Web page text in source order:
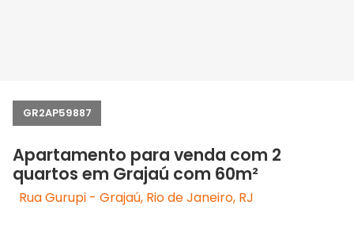
GR2AP59887
Apartamento para venda com 2
quartos em Grajaú com 60m²
Rua Gurupi - Grajaú, Rio de Janeiro, RJ